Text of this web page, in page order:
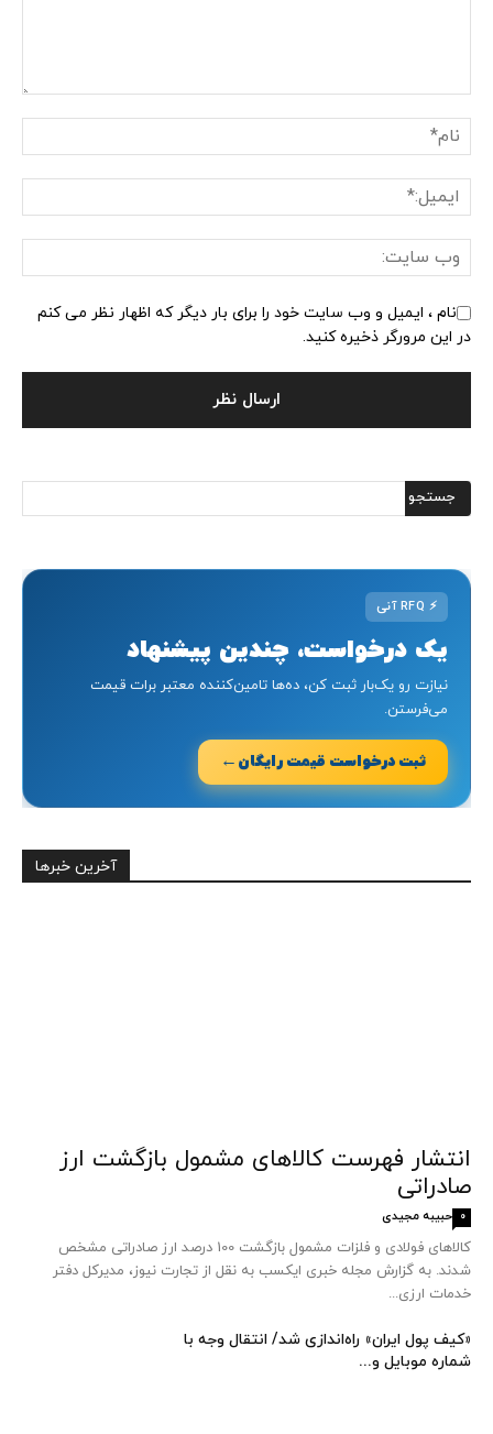
نام ، ایمیل و وب سایت خود را برای بار دیگر که اظهار نظر می کنم
در این مرورگر ذخیره کنید.
⚡
یک درخواست، چندین پیشنهاد
نیازت رو یک‌بار ثبت کن، ده‌ها تامین‌کننده معتبر برات قیمت
می‌فرستن.
ثبت درخواست قیمت رایگان ←
آخرین خبرها
انتشار فهرست کالاهای مشمول بازگشت ارز
صادراتی
حبیبه مجیدی 0
کالاهای فولادی و فلزات مشمول بازگشت 100 درصد ارز صادراتی مشخص
شدند. به گزارش مجله خبری ایکسب به نقل از تجارت نیوز، مدیرکل دفتر
خدمات ارزی...
«کیف پول ایران» راه‌اندازی شد/ انتقال وجه با
شماره موبایل و...